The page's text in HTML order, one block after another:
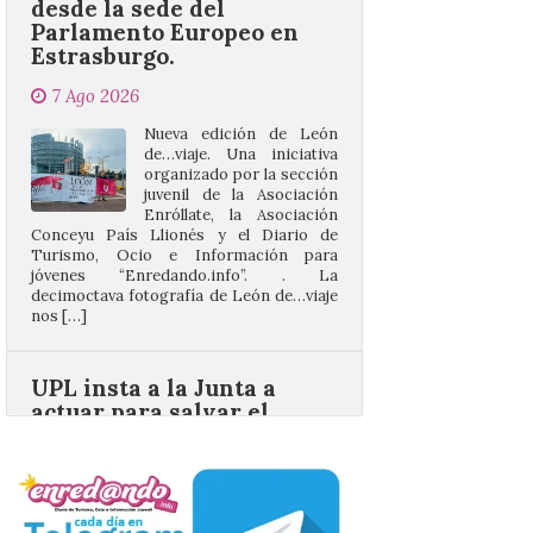
7 Ago 2026
Nueva edición de León
juvenil de la Asociación
Enróllate, la Asociación
Conceyu País Llionés y el Diario de
Turismo, Ocio e Información para
jóvenes “Enredando.info”. . La
decimoctava fotografía de León de…viaje
nos […]
UPL insta a la Junta a
BIC en estado de ruina
Un Bien de Interés
Cultural abandonado
desde 1949. Los
procuradores leonesistas